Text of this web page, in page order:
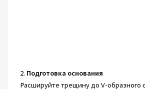
2. Подготовка основания
Расшируйте трещину до V-образного